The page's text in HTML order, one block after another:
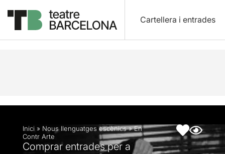
Cartellera i entrades
Descripció Fitxa artística
Inici » Nous llenguatges escènics»En
Contr Arte
Comprar entrades per a